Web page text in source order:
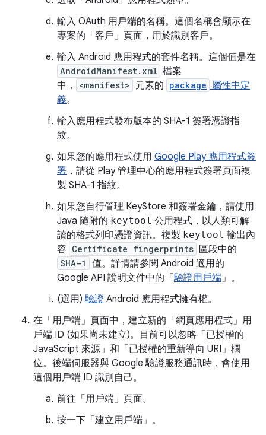
輸入 OAuth 用戶端的名稱。這個名稱會顯示在
專案的「客戶」 頁面，用於識別客戶。
輸入 Android 應用程式的套件名稱。這個值是在
AndroidManifest.xml 檔案
中，
<manifest> 元素的 package 屬性中定
義。
輸入應用程式發布版本的 SHA-1 簽署憑證指
紋。
如果您的應用程式使用 Google Play 應用程式簽
署 ，請從 Play 管理中心的應用程式簽署頁面複
製 SHA-1 指紋。
如果您自行管理 KeyStore 和簽署金鑰，請使用
Java 隨附的 keytool 公用程式，以人類可解
讀的格式列印憑證資訊。複製 keytool 輸出內
容 Certificate fingerprints 區段中的
SHA-1
值。詳情請參閱 Android 適用的
Google API 說明文件中的「驗證用戶端」。
(選用)驗證 Android 應用程式擁有權。
在「用戶端」 頁面中，建立新的「網頁應用程式」用
戶端 ID (如果尚未建立)。目前可以忽略「已授權的
JavaScript 來源」和「已授權的重新導向 URI」欄
位。後端伺服器與 Google 驗證服務通訊時，會使用
這個用戶端 ID 識別自己。
前往「用戶端」頁面。
按一下「建立用戶端」 。